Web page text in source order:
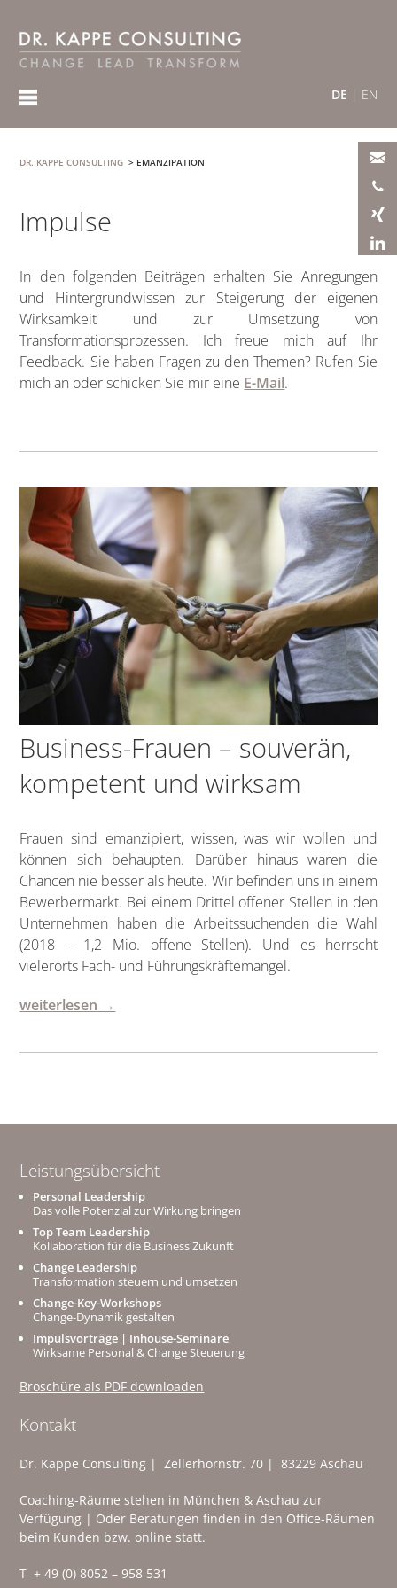
DE | EN
DR. KAPPE CONSULTING > EMANZIPATION
Impulse
In den folgenden Beiträgen erhalten Sie Anregungen
und Hintergrundwissen zur Steigerung der eigenen
Wirksamkeit und zur Umsetzung von
Transformationsprozessen. Ich freue mich auf Ihr
Feedback. Sie haben Fragen zu den Themen? Rufen Sie
mich an oder schicken Sie mir eine E-Mail.
Business-Frauen – souverän,
kompetent und wirksam
Frauen sind emanzipiert, wissen, was wir wollen und
können sich behaupten. Darüber hinaus waren die
Chancen nie besser als heute. Wir befinden uns in einem
Bewerbermarkt. Bei einem Drittel offener Stellen in den
Unternehmen haben die Arbeitssuchenden die Wahl
(2018 – 1,2 Mio. offene Stellen). Und es herrscht
vielerorts Fach- und Führungskräftemangel.
weiterlesen →
Leistungsübersicht
Personal Leadership
Das volle Potenzial zur Wirkung bringen
Top Team Leadership
Kollaboration für die Business Zukunft
Change Leadership
Transformation steuern und umsetzen
Change-Key-Workshops
Change-Dynamik gestalten
Impulsvorträge | Inhouse-Seminare
Wirksame Personal & Change Steuerung
Broschüre als PDF downloaden
Kontakt
Dr. Kappe Consulting | Zellerhornstr. 70 | 83229 Aschau
Coaching-Räume stehen in München & Aschau zur
Verfügung | Oder Beratungen finden in den Office-Räumen
beim Kunden bzw. online statt.
T + 49 (0) 8052 – 958 531